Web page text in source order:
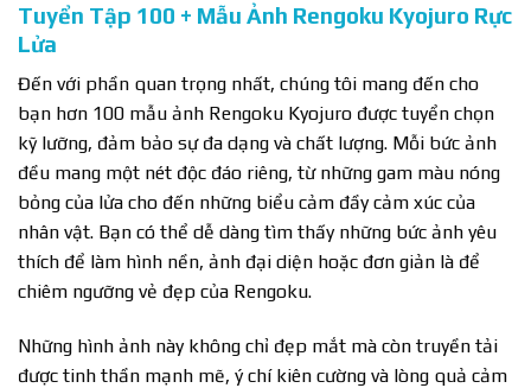
Tuyển Tập 100 + Mẫu Ảnh Rengoku Kyojuro Rực
Lửa
Đến với phần quan trọng nhất, chúng tôi mang đến cho
bạn hơn 100 mẫu ảnh Rengoku Kyojuro được tuyển chọn
kỹ lưỡng, đảm bảo sự đa dạng và chất lượng. Mỗi bức ảnh
đều mang một nét độc đáo riêng, từ những gam màu nóng
bỏng của lửa cho đến những biểu cảm đầy cảm xúc của
nhân vật. Bạn có thể dễ dàng tìm thấy những bức ảnh yêu
thích để làm hình nền, ảnh đại diện hoặc đơn giản là để
chiêm ngưỡng vẻ đẹp của Rengoku.
Những hình ảnh này không chỉ đẹp mắt mà còn truyền tải
được tinh thần mạnh mẽ, ý chí kiên cường và lòng quả cảm